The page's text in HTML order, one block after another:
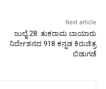
Next article
ಜುಲೈ 28: ತುಕರಾಮ ಬಾಯಾರು
ನಿರ್ದೇಶನದ 918 ಕನ್ನಡ ಕಿರುಚಿತ್ರ
ಬಿಡುಗಡೆ